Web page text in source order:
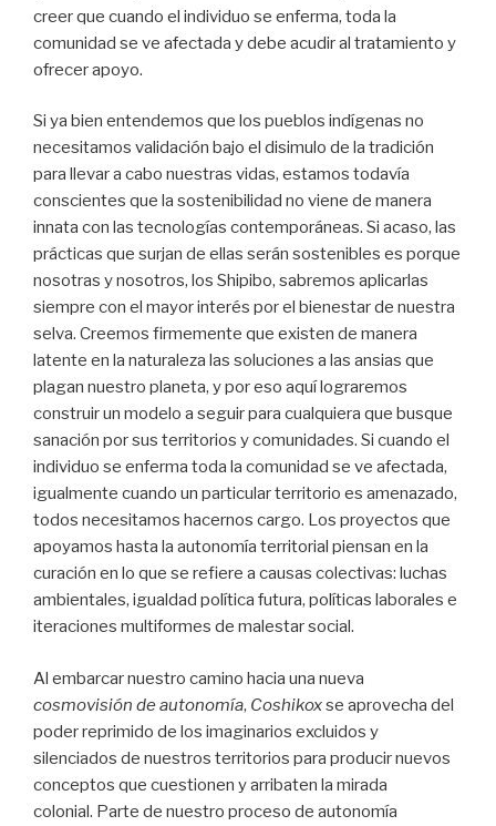
creer que cuando el individuo se enferma, toda la
comunidad se ve afectada y debe acudir al tratamiento y
ofrecer apoyo.
Si ya bien entendemos que los pueblos indígenas no
necesitamos validación bajo el disimulo de la tradición
para llevar a cabo nuestras vidas, estamos todavía
conscientes que la sostenibilidad no viene de manera
innata con las tecnologías contemporáneas. Si acaso, las
prácticas que surjan de ellas serán sostenibles es porque
nosotras y nosotros, los Shipibo, sabremos aplicarlas
siempre con el mayor interés por el bienestar de nuestra
selva. Creemos firmemente que existen de manera
latente en la naturaleza las soluciones a las ansias que
plagan nuestro planeta, y por eso aquí lograremos
construir un modelo a seguir para cualquiera que busque
sanación por sus territorios y comunidades. Si cuando el
individuo se enferma toda la comunidad se ve afectada,
igualmente cuando un particular territorio es amenazado,
todos necesitamos hacernos cargo. Los proyectos que
apoyamos hasta la autonomía territorial piensan en la
curación en lo que se refiere a causas colectivas: luchas
ambientales, igualdad política futura, políticas laborales e
iteraciones multiformes de malestar social.
Al embarcar nuestro camino hacia una nueva
cosmovisión de autonomía, Coshikoxse aprovecha del
poder reprimido de los imaginarios excluidos y
silenciados de nuestros territorios para producir nuevos
conceptos que cuestionen y arribaten la mirada
colonial. Parte de nuestro proceso de autonomía